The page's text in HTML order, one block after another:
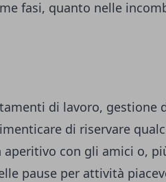
fasi, quanto nelle
di lavoro, gestione
di riservare
aperitivo con gli amici o,
pause per attività